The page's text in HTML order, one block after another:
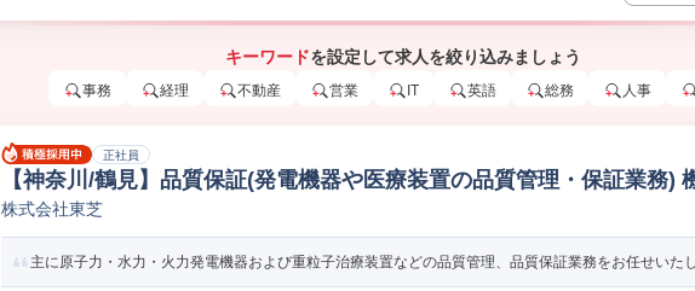
キーワードを設定して求人を絞り込みましょう
事務 経理 不動産 営業 IT 英語 総務 人事
正社員
【神奈川/鶴見】品質保証(発電機器や医療装置の品質管理・保証業務)
理
株式会社東芝
主に原子力・水力・火力発電機器および重粒子治療装置などの品質管理、品質保証業務をお任せいたし